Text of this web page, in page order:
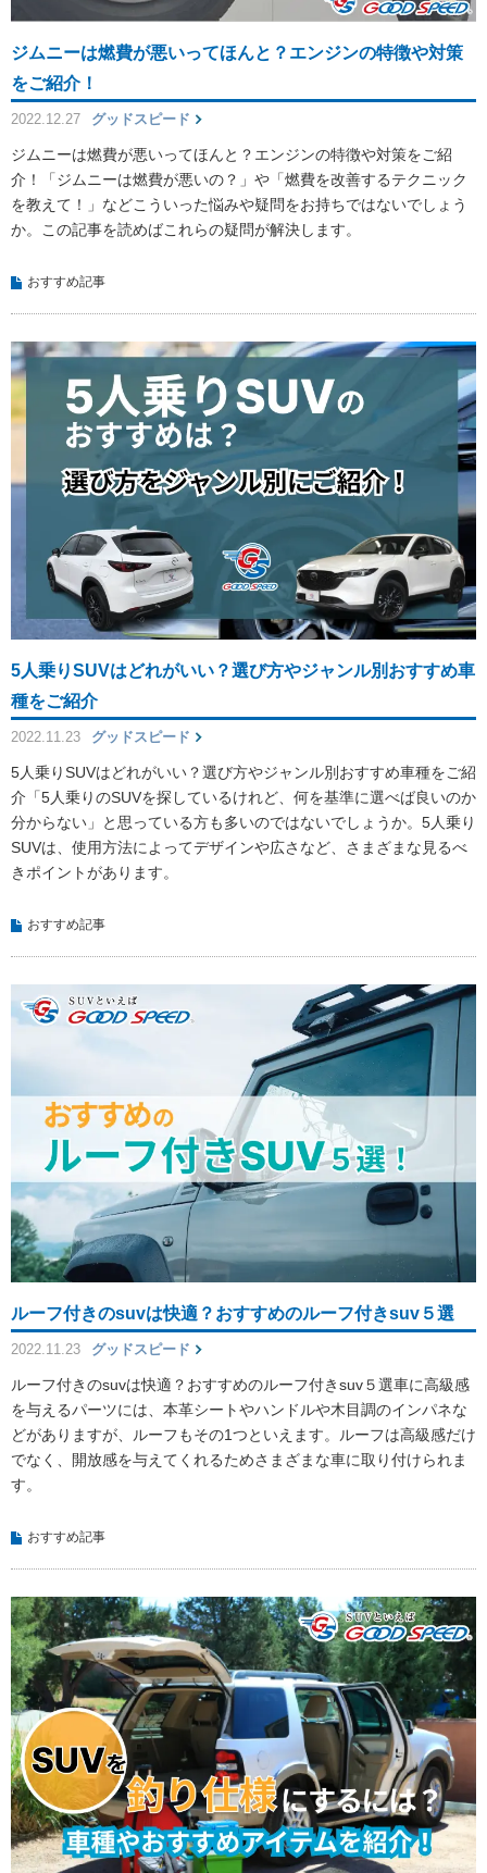
ジムニーは燃費が悪いってほんと？エンジンの特徴や対策
をご紹介！
2022.12.27 グッドスピード
ジムニーは燃費が悪いってほんと？エンジンの特徴や対策をご紹
介！「ジムニーは燃費が悪いの？」や「燃費を改善するテクニック
を教えて！」などこういった悩みや疑問をお持ちではないでしょう
か。この記事を読めばこれらの疑問が解決します。
おすすめ記事
5人乗りSUVはどれがいい？選び方やジャンル別おすすめ車
種をご紹介
2022.11.23 グッドスピード
5人乗りSUVはどれがいい？選び方やジャンル別おすすめ車種をご紹
介「5人乗りのSUVを探しているけれど、何を基準に選べば良いのか
分からない」と思っている方も多いのではないでしょうか。5人乗り
SUVは、使用方法によってデザインや広さなど、さまざまな見るべ
きポイントがあります。
おすすめ記事
ルーフ付きのsuvは快適？おすすめのルーフ付きsuv５選
2022.11.23 グッドスピード
ルーフ付きのsuvは快適？おすすめのルーフ付きsuv５選車に高級感
を与えるパーツには、本革シートやハンドルや木目調のインパネな
どがありますが、ルーフもその1つといえます。ルーフは高級感だけ
でなく、開放感を与えてくれるためさまざまな車に取り付けられま
す。
おすすめ記事